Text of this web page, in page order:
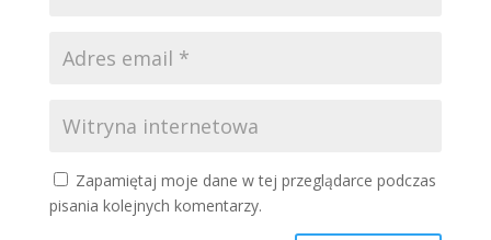
Zapamiętaj moje dane w tej przeglądarce podczas
pisania kolejnych komentarzy.